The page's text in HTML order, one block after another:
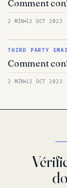
Comment
2 MÍN 12 OCT 2023
THIRD PARTY
Comment
2 MÍN 12 OCT 2023